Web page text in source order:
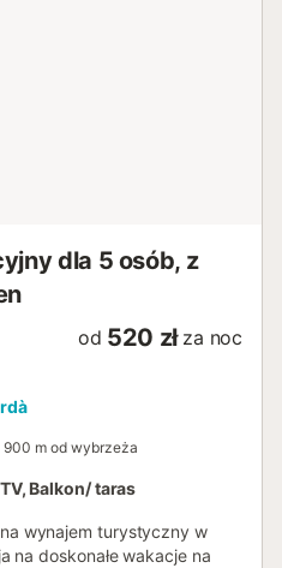
dla 5 osób, z
od 520 zł za noc
900 m od wybrzeża
Balkon/ taras
wynajem turystyczny w
na doskonałe wakacje na